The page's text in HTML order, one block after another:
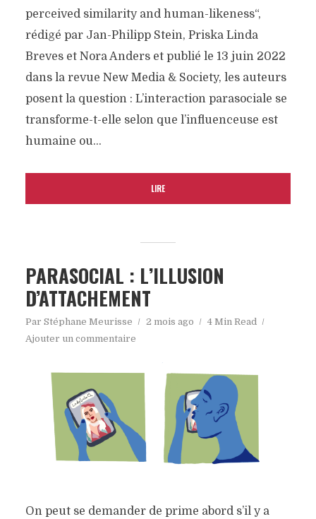
CODE AND CORTEX
Un peu d'intelligence artificielle… et de
perceived similarity and human-likeness“,
rédigé par Jan-Philipp Stein, Priska Linda
Breves et Nora Anders et publié le 13 juin 2022
dans la revue New Media & Society, les auteurs
posent la question : L’interaction parasociale se
transforme-t-elle selon que l’influenceuse est
humaine ou...
LIRE
PARASOCIAL : L’ILLUSION
D’ATTACHEMENT
Par Stéphane Meurisse 2 mois ago
4 Min Read
Ajouter un commentaire
On peut se demander de prime abord s’il y a